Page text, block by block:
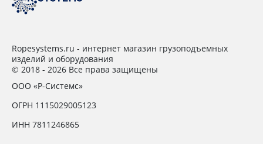
Ropesystems.ru - интернет магазин грузоподъемных
изделий и оборудования
© 2018 - 2026 Все права защищены
ООО «Р-Системс»
ОГРН 1115029005123
ИНН 7811246865